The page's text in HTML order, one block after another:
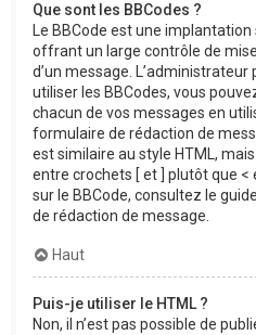
Que sont les BBCodes ?
Le BBCode est une
offrant un large contrôle de
d’un message.
utiliser les BBCodes, vous
chacun de vos messages en
formulaire de rédaction de
est similaire au style HTML,
entre crochets [ et ] plutôt que <
sur le BBCode, consultez le
de rédaction de message.
Haut
Puis-je utiliser le HTML ?
Non, il n’est pas possible de